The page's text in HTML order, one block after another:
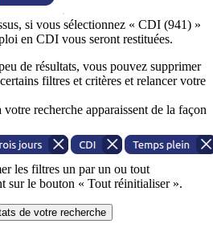
si vous sélectionnez « CDI (941) »
en CDI vous seront restituées.
de résultats, vous pouvez supprimer
filtres et critères et relancer votre
recherche apparaissent de la façon
les filtres un par un ou tout
sur le bouton « Tout réinitialiser ».
de votre recherche